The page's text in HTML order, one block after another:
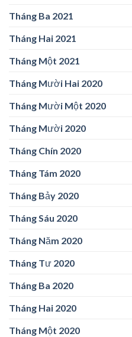
Tháng Ba 2021
Tháng Hai 2021
Tháng Một 2021
Tháng Mười Hai 2020
Tháng Mười Một 2020
Tháng Mười 2020
Tháng Chín 2020
Tháng Tám 2020
Tháng Bảy 2020
Tháng Sáu 2020
Tháng Năm 2020
Tháng Tư 2020
Tháng Ba 2020
Tháng Hai 2020
Tháng Một 2020